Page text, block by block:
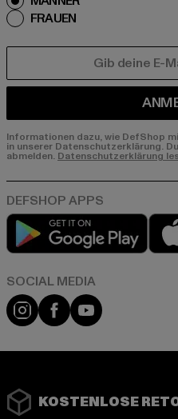
FRAUEN
Informationen dazu, wie DefShop
in unserer Datenschutzerklärung.
abmelden. Datenschutzerklärung
Instagram
FacebookYouTube
KOSTENLOSE